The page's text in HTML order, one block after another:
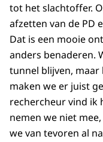
tot het slachtoffer.
afzetten van de PD
Dat is een mooie
anders benaderen.
tunnel blijven, maar
maken we er juist
rechercheur vind ik
nemen we niet
we van tevoren al